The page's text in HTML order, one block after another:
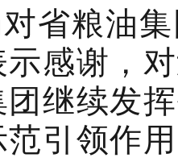
省粮油
感谢，
继续发
引领作